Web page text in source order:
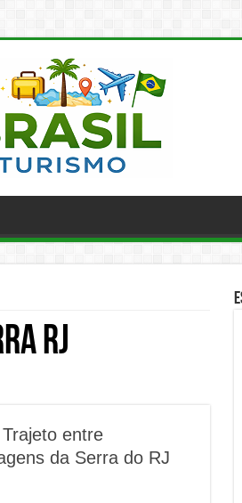
RJ
entre
da Serra do RJ